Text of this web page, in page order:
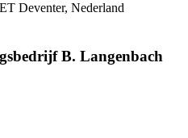
Deventer, Nederland
B. Langenbach